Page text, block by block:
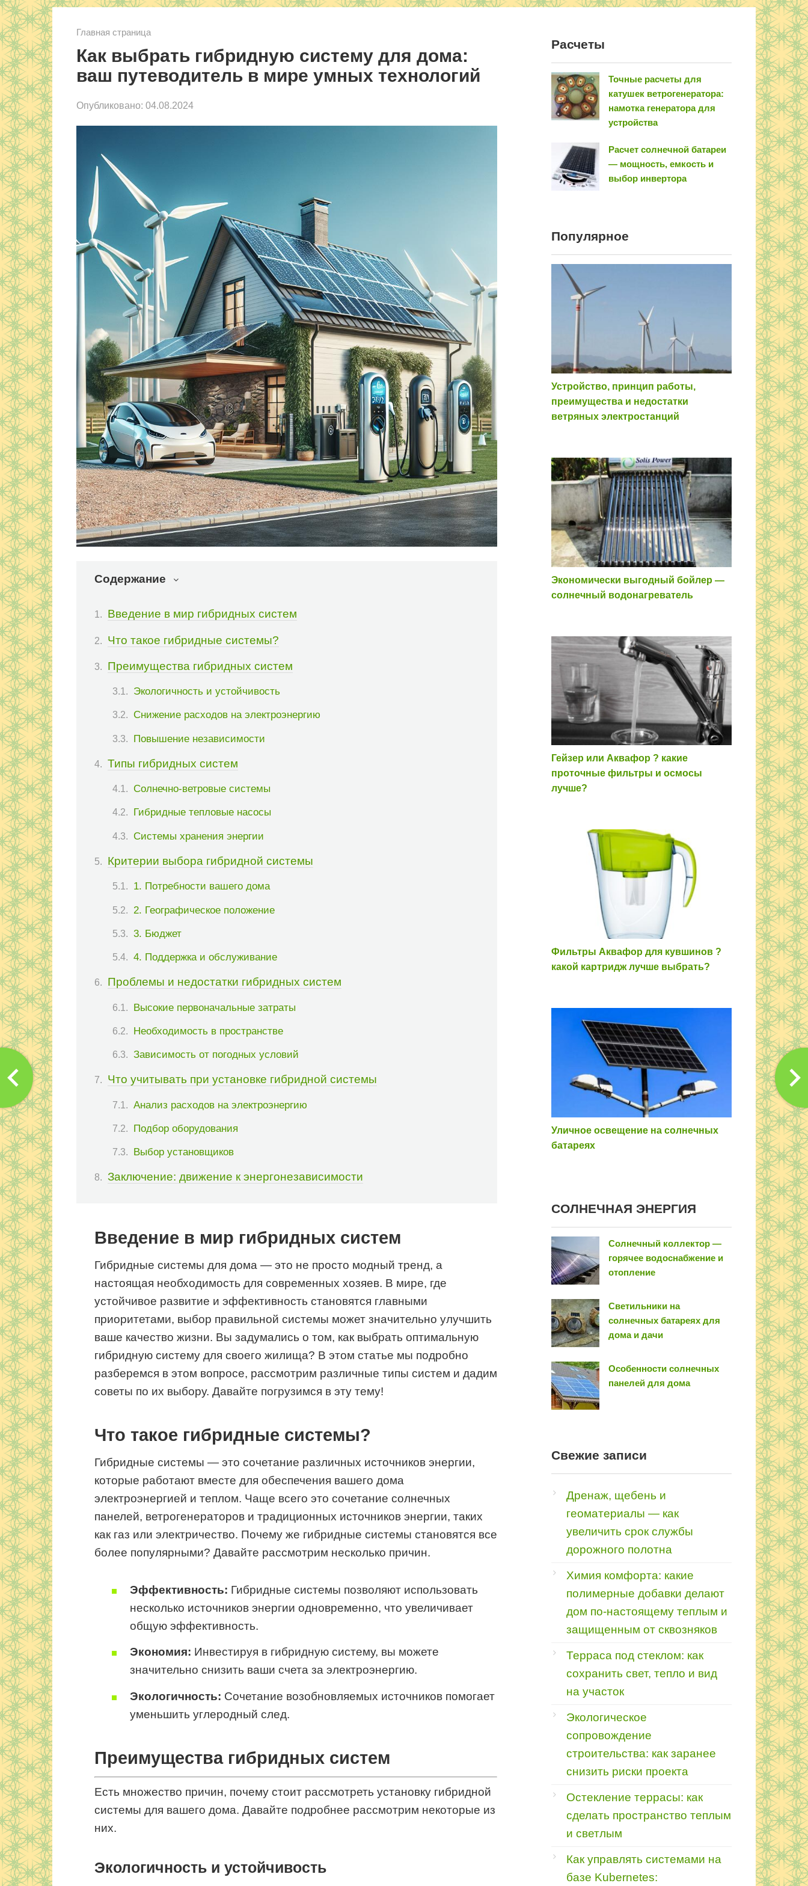
Главная страница
Как выбрать гибридную систему для дома:
ваш путеводитель в мире умных технологий
Опубликовано: 04.08.2024
Содержание
Введение в мир гибридных систем
Что такое гибридные системы?
Преимущества гибридных систем
Экологичность и устойчивость
Снижение расходов на электроэнергию
Повышение независимости
Типы гибридных систем
Солнечно-ветровые системы
Гибридные тепловые насосы
Системы хранения энергии
Критерии выбора гибридной системы
1. Потребности вашего дома
2. Географическое положение
3. Бюджет
4. Поддержка и обслуживание
Проблемы и недостатки гибридных систем
Высокие первоначальные затраты
Необходимость в пространстве
Зависимость от погодных условий
Что учитывать при установке гибридной системы
Анализ расходов на электроэнергию
Подбор оборудования
Выбор установщиков
Заключение: движение к энергонезависимости
Введение в мир гибридных систем
Гибридные системы для дома — это не просто модный тренд, а
настоящая необходимость для современных хозяев. В мире, где
устойчивое развитие и эффективность становятся главными
приоритетами, выбор правильной системы может значительно улучшить
ваше качество жизни. Вы задумались о том, как выбрать оптимальную
гибридную систему для своего жилища? В этом статье мы подробно
разберемся в этом вопросе, рассмотрим различные типы систем и дадим
советы по их выбору. Давайте погрузимся в эту тему!
Что такое гибридные системы?
Гибридные системы — это сочетание различных источников энергии,
которые работают вместе для обеспечения вашего дома
электроэнергией и теплом. Чаще всего это сочетание солнечных
панелей, ветрогенераторов и традиционных источников энергии, таких
как газ или электричество. Почему же гибридные системы становятся все
более популярными? Давайте рассмотрим несколько причин.
Эффективность: Гибридные системы позволяют использовать
несколько источников энергии одновременно, что увеличивает
общую эффективность.
Экономия: Инвестируя в гибридную систему, вы можете
значительно снизить ваши счета за электроэнергию.
Экологичность: Сочетание возобновляемых источников помогает
уменьшить углеродный след.
Преимущества гибридных систем
Есть множество причин, почему стоит рассмотреть установку гибридной
системы для вашего дома. Давайте подробнее рассмотрим некоторые из
них.
Экологичность и устойчивость
Расчеты
Точные расчеты для
катушек ветрогенератора:
намотка генератора для
устройства
Расчет солнечной батареи
— мощность, емкость и
выбор инвертора
Популярное
Устройство, принцип работы,
преимущества и недостатки
ветряных электростанций
Экономически выгодный бойлер —
солнечный водонагреватель
Гейзер или Аквафор ? какие
проточные фильтры и осмосы
лучше?
Фильтры Аквафор для кувшинов ?
какой картридж лучше выбрать?
Уличное освещение на солнечных
батареях
COЛНEЧНAЯ ЭНEPГИЯ
Солнечный коллектор —
горячее водоснабжение и
отопление
Светильники на
солнечных батареях для
дома и дачи
Особенности солнечных
панелей для дома
Свежие записи
Дренаж, щебень и
геоматериалы — как
увеличить срок службы
дорожного полотна
Химия комфорта: какие
полимерные добавки делают
дом по-настоящему теплым и
защищенным от сквозняков
Терраса под стеклом: как
сохранить свет, тепло и вид
на участок
Экологическое
сопровождение
строительства: как заранее
снизить риски проекта
Остекление террасы: как
сделать пространство теплым
и светлым
Как управлять системами на
базе Kubernetes: